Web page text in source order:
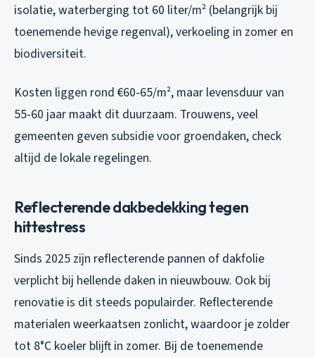
isolatie, waterberging tot 60 liter/m² (belangrijk bij
toenemende hevige regenval), verkoeling in zomer en
biodiversiteit.
Kosten liggen rond €60-65/m², maar levensduur van
55-60 jaar maakt dit duurzaam. Trouwens, veel
gemeenten geven subsidie voor groendaken, check
altijd de lokale regelingen.
Reflecterende dakbedekking tegen
hittestress
Sinds 2025 zijn reflecterende pannen of dakfolie
verplicht bij hellende daken in nieuwbouw. Ook bij
renovatie is dit steeds populairder. Reflecterende
materialen weerkaatsen zonlicht, waardoor je zolder
tot 8°C koeler blijft in zomer. Bij de toenemende